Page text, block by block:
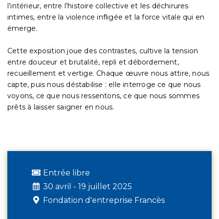
l’intérieur, entre l’histoire collective et les déchirures
intimes, entre la violence infligée et la force vitale qui en
émerge.
Cette exposition joue des contrastes, cultive la tension
entre douceur et brutalité, repli et débordement,
recueillement et vertige. Chaque œuvre nous attire, nous
capte, puis nous déstabilise : elle interroge ce que nous
voyons, ce que nous ressentons, ce que nous sommes
prêts à laisser saigner en nous.
Entrée libre
30 avril - 19 juillet 2025
Fondation d'entreprise Francès